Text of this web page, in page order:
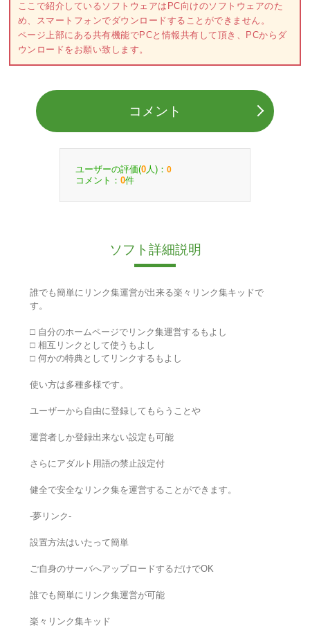
ここで紹介しているソフトウェアはPC向けのソフトウェアのた
め、スマートフォンでダウンロードすることができません。
ページ上部にある共有機能でPCと情報共有して頂き、PCからダ
ウンロードをお願い致します。
コメント
ユーザーの評価(0 人)： 0
コメント： 0件
ソフト詳細説明
誰でも簡単にリンク集運営が出来る楽々リンク集キッドで
す。
□ 自分のホームページでリンク集運営するもよし
□ 相互リンクとして使うもよし
□ 何かの特典としてリンクするもよし
使い方は多種多様です。
ユーザーから自由に登録してもらうことや
運営者しか登録出来ない設定も可能
さらにアダルト用語の禁止設定付
健全で安全なリンク集を運営することができます。
-夢リンク-
設置方法はいたって簡単
ご自身のサーバへアップロードするだけでOK
誰でも簡単にリンク集運営が可能
楽々リンク集キッド